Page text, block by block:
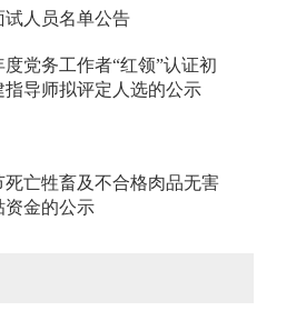
人员名单公告
度党务工作者“红领”认证初
导师拟评定人选的公示
死亡牲畜及不合格肉品无害
资金的公示